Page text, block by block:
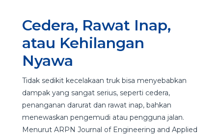
Cedera, Rawat Inap,
atau Kehilangan
Nyawa
Tidak sedikit kecelakaan truk bisa menyebabkan
dampak yang sangat serius, seperti cedera,
penanganan darurat dan rawat inap, bahkan
menewaskan pengemudi atau pengguna jalan.
Menurut ARPN Journal of Engineering and Applied